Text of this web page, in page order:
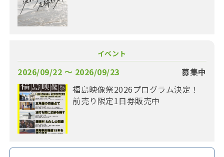
イベント
2026/09/22 〜 2026/09/23
募集中
福島映像祭2026プログラム決定！
前売り限定1日券販売中